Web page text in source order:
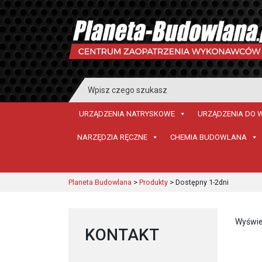
Search
for:
URZĄDZENIA NATRYSKOWE URZĄDZENIA DO
NARZĘDZIA RĘCZNE CHEMIA BUDOWLANA
Planeta Budowlana > Produkty > Dostępny 1-2dni
KONTAKT